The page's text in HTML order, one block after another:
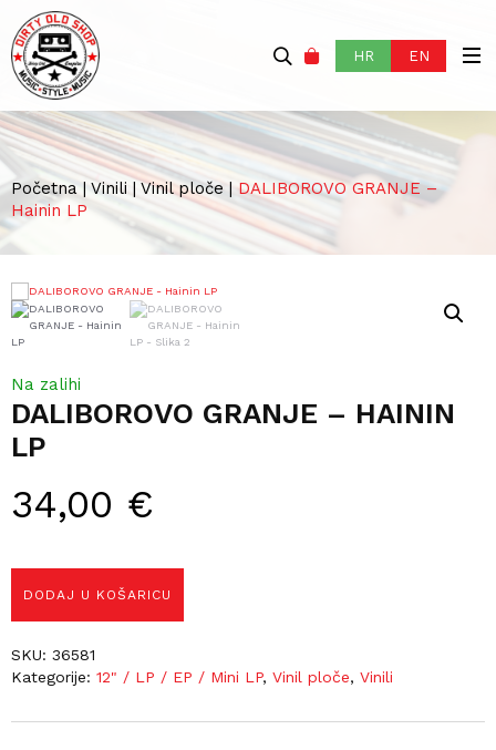
HR EN
Početna | Vinili | Vinil ploče|DALIBOROVO GRANJE –
Hainin LP
DALIBOROVO GRANJE – HAININ
LP
34,00 €
Na zalihi
DODAJ U KOŠARICU
SKU: 36581
Kategorije: 12" / LP / EP / Mini LP, Vinil ploče, Vinili